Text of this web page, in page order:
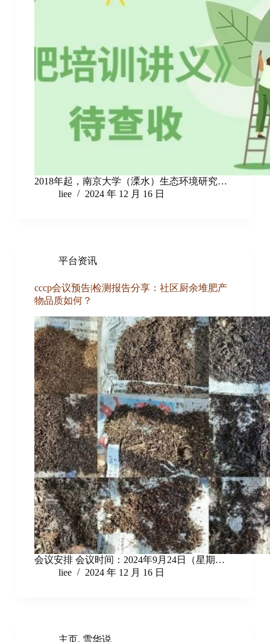
2018年起，南京大学（溧水）生态环境研究…
liee
2024 年 12 月 16 日
平台资讯
cccp会议预告|检测报告分享：社区厨余堆肥产
物品质如何？
会议安排 会议时间：2024年9月24日（星期…
liee
2024 年 12 月 16 日
主页, 雪华说